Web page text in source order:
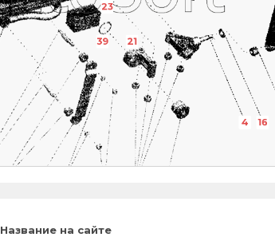
23
21
39
4 16
Название на сайте